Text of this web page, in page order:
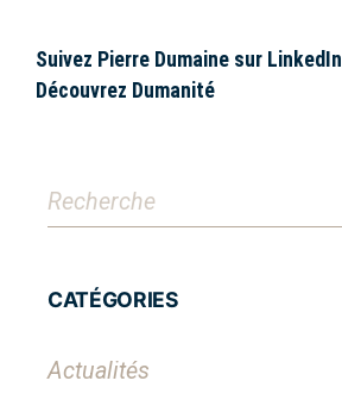
Suivez Pierre Dumaine sur LinkedIn
Découvrez Dumanité
CATÉGORIES
Actualités